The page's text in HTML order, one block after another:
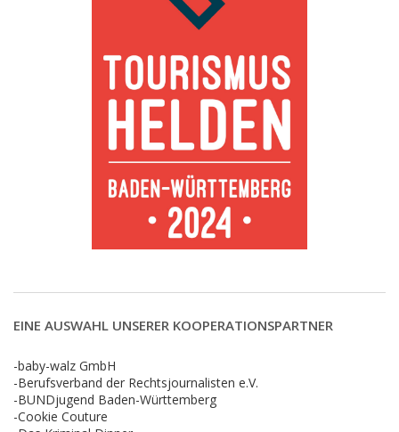
EINE AUSWAHL UNSERER KOOPERATIONSPARTNER
-baby-walz GmbH
-Berufsverband der Rechtsjournalisten e.V.
-BUNDjugend Baden-Württemberg
-Cookie Couture